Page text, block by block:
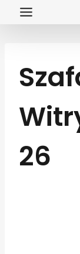
Przejdź
26